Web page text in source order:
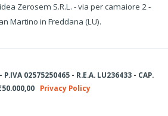
Zerosem S.R.L. - via per camaiore 2 -
Martino in Freddana (LU).
02575250465 - R.E.A. LU236433 - CAP.
Privacy Policy